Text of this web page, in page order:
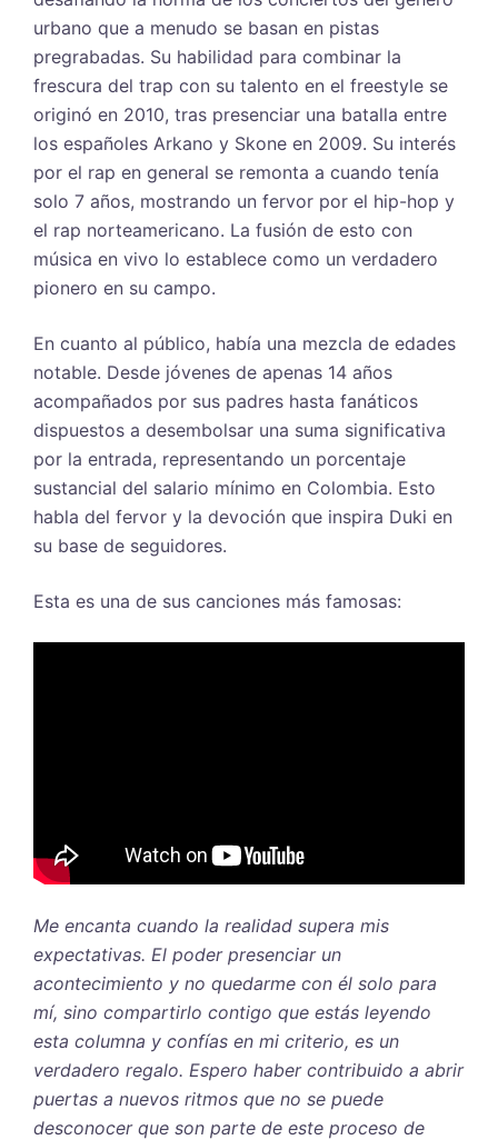
urbano que a menudo se basan en pistas
pregrabadas. Su habilidad para combinar la
frescura del trap con su talento en el freestyle se
originó en 2010, tras presenciar una batalla entre
los españoles Arkano y Skone en 2009. Su interés
por el rap en general se remonta a cuando tenía
solo 7 años, mostrando un fervor por el hip-hop y
el rap norteamericano. La fusión de esto con
música en vivo lo establece como un verdadero
pionero en su campo.
En cuanto al público, había una mezcla de edades
notable. Desde jóvenes de apenas 14 años
acompañados por sus padres hasta fanáticos
dispuestos a desembolsar una suma significativa
por la entrada, representando un porcentaje
sustancial del salario mínimo en Colombia. Esto
habla del fervor y la devoción que inspira Duki en
su base de seguidores.
Esta es una de sus canciones más famosas:
Me encanta cuando la realidad supera mis
expectativas. El poder presenciar un
acontecimiento y no quedarme con él solo para
mí, sino compartirlo contigo que estás leyendo
esta columna y confías en mi criterio, es un
verdadero regalo. Espero haber contribuido a abrir
puertas a nuevos ritmos que no se puede
desconocer que son parte de este proceso de